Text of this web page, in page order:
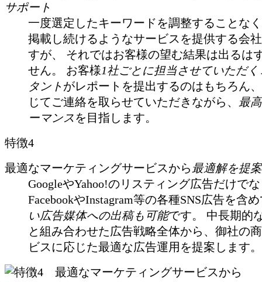
サポート
一度選定したキーワードを調整することな
掲載し続けるようなサービスを提供する会
すが、 それではお客様の望む結果は出るは
せん。 お客様1社ごとに担当させていただ
タント がレポートを提出するのはもちろん
じてご連絡を取らせていただきながら、 最
ーマンスを目指します。
特徴4
最適なマーケティングサービスから 最適解を提案
GoogleやYahoo!のリスティング広告だけで
FacebookやInstagram等の各種SNS広告を含
い広告媒体への出稿も可能です。 中長期的
と組み合わせた広告戦略全体から、御社の
ビスに応じた最適な広告運用を提案します。